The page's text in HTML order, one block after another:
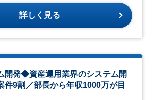
詳しく見る
開発◆資産運用業界のシステム開
件9割／部長から年収1000万が目